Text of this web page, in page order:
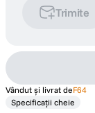
Trimite
Vândut și livrat deF64
Specificații cheie